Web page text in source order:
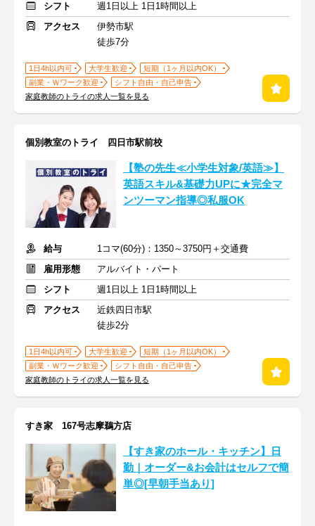
シフト
週1日以上 1日1時間以上
アクセス
伊勢市駅
徒歩7分
1日4h以内可 大学生歓迎
短期（1ヶ月以内OK）
副業・Ｗワーク歓迎
シフト自由・自己申告
家庭教師のトライの求人一覧を見る
個別教室のトライ 四日市駅前校
【塾の先生≪小学生対象/英語≫】
英語スキル&基礎力UPに★完全マ
ンツーマン指導◎私服OK
給与
1コマ(60分)：1350～3750円＋交通費
雇用形態
アルバイト・パート
シフト
週1日以上 1日1時間以上
アクセス
近鉄四日市駅
徒歩2分
1日4h以内可 大学生歓迎
短期（1ヶ月以内OK）
副業・Ｗワーク歓迎
シフト自由・自己申告
家庭教師のトライの求人一覧を見る
すき家 167号志摩鵜方店
【すき家のホール・キッチン】日
勤｜オーダー&お会計はセルフで簡
単◎[早朝手当あり]